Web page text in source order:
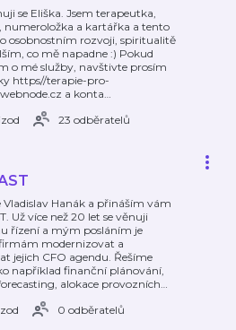
se Eliška. Jsem terapeutka,
numeroložka a kartářka a tento
o osobnostním rozvoji, spiritualitě
co mě napadne :) Pokud
o mé služby, navštivte prosím
https//terapie-pro-
a konta…
23 odběratelů
Vladislav Hanák a přináším vám
Už více než 20 let se věnuji
řízení a mým posláním je
modernizovat a
jejich CFO agendu. Řešíme
například finanční plánování,
alokace provozních…
0 odběratelů